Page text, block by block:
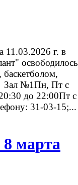
11.03.2026 г. в
освободилось
Зал №1Пн, Пт с
до 22:00Пт с
31-03-15;...
8 марта